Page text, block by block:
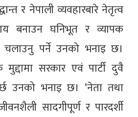
र नेपाली व्यवहारबारे नेतृत्व
बनाउन घनिभूत र व्यापक
पर्ने उनको भनाइ छ।
मुद्दामा सरकार एवं पार्टी दुवै
उनको भनाइ छ। ‘नेता तथा
सादगीपूर्ण र पारदर्शी